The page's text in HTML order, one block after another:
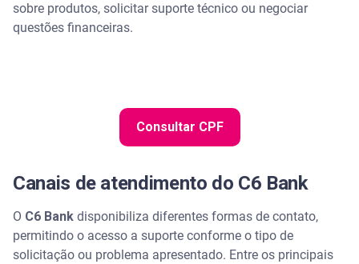
Atendimento pelo aplicativo
escolher? - Serasa Ensina
sobre produtos, solicitar suporte técnico ou negociar
questões financeiras.
Consultar CPF
Canais de atendimento do C6 Bank
O C6 Bank disponibiliza diferentes formas de contato,
permitindo o acesso a suporte conforme o tipo de
solicitação ou problema apresentado. Entre os principais